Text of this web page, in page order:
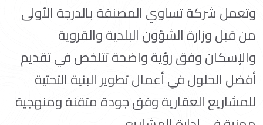
وتعمل شركة تساوي المصنفة بالدرجة الأولى
من قبل وزارة الشؤون البلدية والقروية
والإسكان وفق رؤية واضحة تتلخص في تقديم
أفضل الحلول في أعمال تطوير البنية التحتية
للمشاريع العقارية وفق جودة متقنة ومنهجية